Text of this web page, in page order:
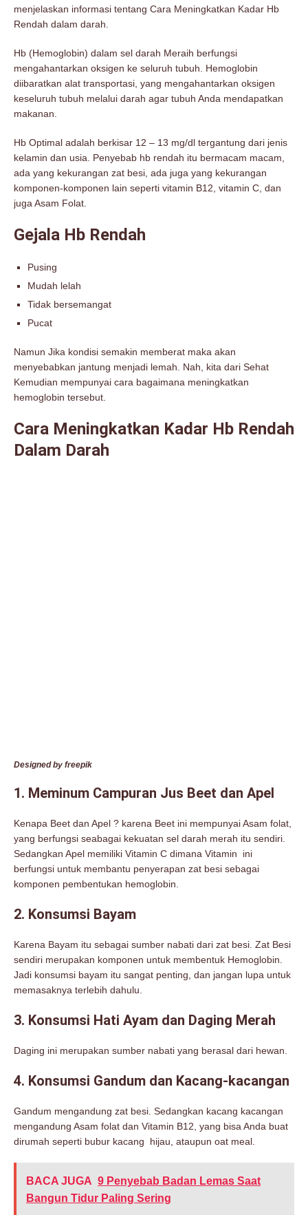
menjelaskan informasi tentang Cara Meningkatkan Kadar Hb
Rendah dalam darah.
Hb (Hemoglobin) dalam sel darah Meraih berfungsi
mengahantarkan oksigen ke seluruh tubuh. Hemoglobin
diibaratkan alat transportasi, yang mengahantarkan oksigen
keseluruh tubuh melalui darah agar tubuh Anda mendapatkan
makanan.
Hb Optimal adalah berkisar 12 – 13 mg/dl tergantung dari jenis
kelamin dan usia. Penyebab hb rendah itu bermacam macam,
ada yang kekurangan zat besi, ada juga yang kekurangan
komponen-komponen lain seperti vitamin B12, vitamin C, dan
juga Asam Folat.
Gejala Hb Rendah
Pusing
Mudah lelah
Tidak bersemangat
Pucat
Namun Jika kondisi semakin memberat maka akan
menyebabkan jantung menjadi lemah. Nah, kita dari Sehat
Kemudian mempunyai cara bagaimana meningkatkan
hemoglobin tersebut.
Cara Meningkatkan Kadar Hb Rendah
Dalam Darah
Designed by freepik
1. Meminum Campuran Jus Beet dan Apel
Kenapa Beet dan Apel ? karena Beet ini mempunyai Asam folat,
yang berfungsi seabagai kekuatan sel darah merah itu sendiri.
Sedangkan Apel memiliki Vitamin C dimana Vitamin ini
berfungsi untuk membantu penyerapan zat besi sebagai
komponen pembentukan hemoglobin.
2. Konsumsi Bayam
Karena Bayam itu sebagai sumber nabati dari zat besi. Zat Besi
sendiri merupakan komponen untuk membentuk Hemoglobin.
Jadi konsumsi bayam itu sangat penting, dan jangan lupa untuk
memasaknya terlebih dahulu.
3. Konsumsi Hati Ayam dan Daging Merah
Daging ini merupakan sumber nabati yang berasal dari hewan.
4. Konsumsi Gandum dan Kacang-kacangan
Gandum mengandung zat besi. Sedangkan kacang kacangan
mengandung Asam folat dan Vitamin B12, yang bisa Anda buat
dirumah seperti bubur kacang hijau, ataupun oat meal.
BACA JUGA 9 Penyebab Badan Lemas Saat
Bangun Tidur Paling Sering